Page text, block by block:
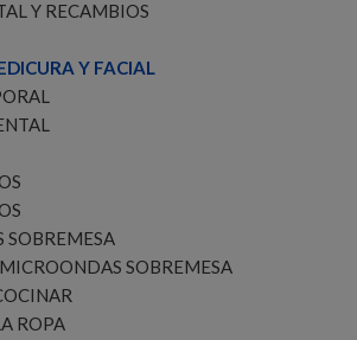
Y RECAMBIOS
Y FACIAL
SOBREMESA
SOBREMESA
ROPA